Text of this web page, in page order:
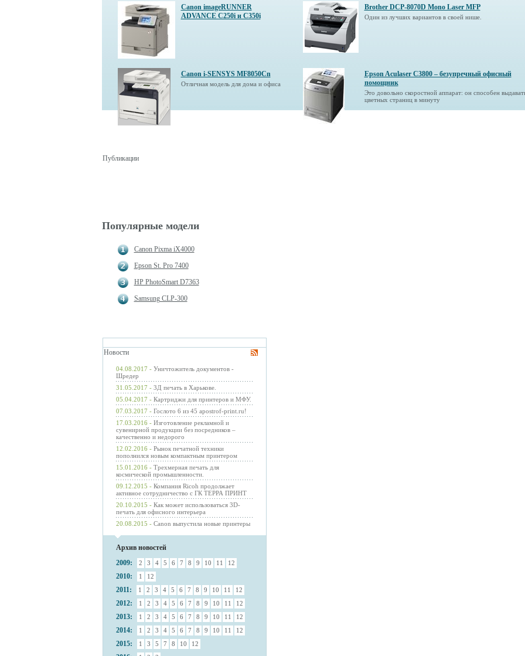
Canon imageRUNNER
ADVANCE C250i и C350i
Brother DCP-8070D Mono Laser MFP
Один из лучших вариантов в своей нише.
Canon i-SENSYS MF8050Cn
Отличная модель для дома и офиса
Epson Aculaser С3800 – безупречный офисный
помощник
Это довольно скоростной аппарат: он способен
цветных страниц в минуту
Публикации
Популярные модели
Canon Pixma iX4000
Epson St. Pro 7400
HP PhotoSmart D7363
Samsung CLP-300
Новости
04.08.2017 - Уничтожитель документов -
Шредер
31.05.2017 - 3Д печать в Харькове.
05.04.2017 - Картриджи для принтеров и МФУ.
07.03.2017 - Гослото 6 из 45 apostrof-print.ru!
17.03.2016 - Изготовление рекламной и
сувенирной продукции без посредников –
качественно и недорого
12.02.2016 - Рынок печатной техники
пополнился новым компактным принтером
15.01.2016 - Трехмерная печать для
космической промышленности.
09.12.2015 - Компания Ricoh продолжает
активное сотрудничество с ГК ТЕРРА ПРИНТ
20.10.2015 - Как может использоваться 3D-
печать для офисного интерьера
20.08.2015 - Canon выпустила новые принтеры
Архив новостей
2009:
2 3 4 5 6 7 8 9 10 11 12
2010: 1 12
2011: 1 2 3 4 5 6 7 8 9 10 11 12
2012: 1 2 3 4 5 6 7 8 9 10 11 12
2013: 1 2 3 4 5 6 7 8 9 10 11 12
2014: 1 2 3 4 5 6 7 8 9 10 11 12
2015: 1 3 5 7 8 10 12